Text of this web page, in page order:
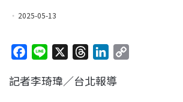
2025-05-13
c
n
r
n
記者李琦瑋／台北報導